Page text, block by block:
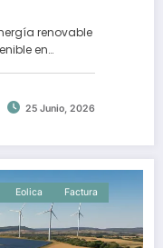
renovable
en…
25 Junio, 2026
Eolica
Factura